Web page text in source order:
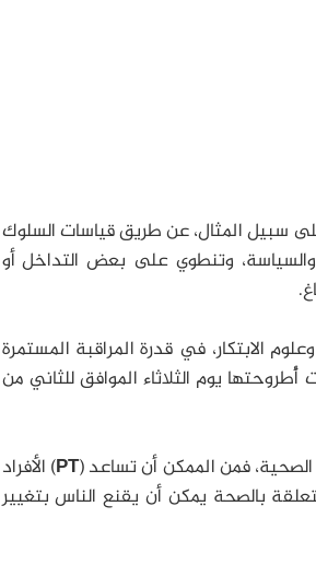
سبيل المثال، عن طريق قياسات السلوك
والسياسة، وتنطوي على بعض التداخل أو
الابتكار، في قدرة المراقبة المستمرة
يوم الثلاثاء الموافق للثاني من
فمن الممكن أن تساعد (PT) الأفراد
بالصحة يمكن أن يقنع الناس بتغيير